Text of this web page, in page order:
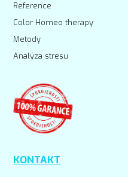
Reference
Color Homeo therapy
Metody
Analýza stresu
KONTAKT